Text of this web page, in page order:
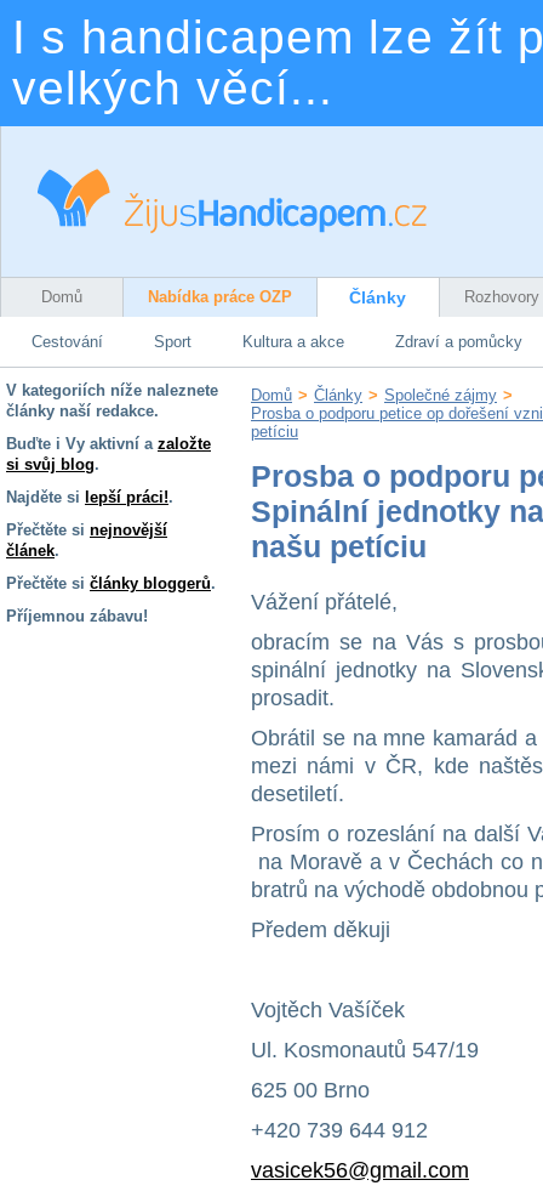
I s handicapem lze žít
velkých věcí...
Domů Nabídka práce OZP Články Rozhovory
Cestování Sport Kultura a akce Zdraví a pomůcky
V kategoriích níže naleznete
články naší redakce.
Buďte i Vy aktivní a založte
si svůj blog.
Najděte si lepší práci!.
Přečtěte si nejnovější
článek.
Přečtěte si články bloggerů.
Příjemnou zábavu!
Domů > Články > Společné zájmy >
Prosba o podporu petice op dořešení
petíciu
Prosba o podporu
Spinální jednotky
našu petíciu
Vážení přátelé,
obracím se na Vás s
spinální jednotky na
prosadit.
Obrátil se na mne kamarád
mezi námi v ČR, kde
desetiletí.
Prosím o rozeslání na další
na Moravě a v Čechách co
bratrů na východě obdobnou
Předem děkuji
Vojtěch Vašíček
Ul. Kosmonautů 547/19
625 00 Brno
+420 739 644 912
vasicek56@gmail.com